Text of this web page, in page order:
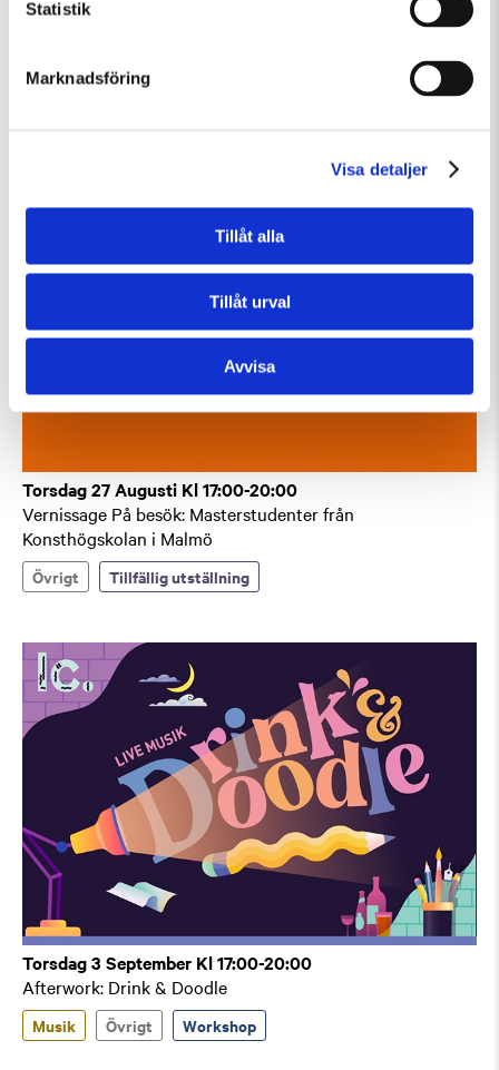
Statistik
Marknadsföring
Visa detaljer
Tillåt alla
Tillåt urval
Avvisa
Konstkollo 11/8–14/8: Skulptur – kända och okända djur
Torsdag 27 Augusti Kl 17:00-20:00
Vernissage På besök: Masterstudenter från
Konsthögskolan i Malmö
Övrigt Tillfällig utställning
Torsdag 3 September Kl 17:00-20:00
Afterwork: Drink & Doodle
Musik Övrigt Workshop